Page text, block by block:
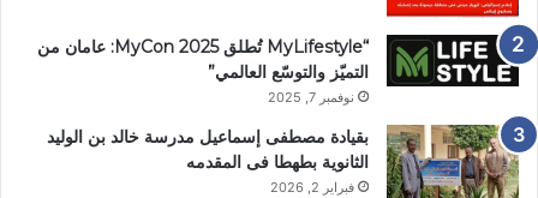
“MyLifestyle تُطلق MyCon 2025: عامان من
التميّز والتوسّع العالمي”
نوفمبر 7, 2025
بقيادة مصطفى إسماعيل مدرسة خالد بن الوليد
الثانوية بطهطا فى المقدمه
فبراير 2, 2026